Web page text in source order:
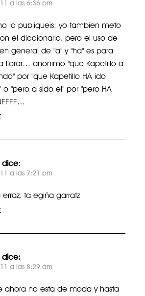
a las 6:36 pm
lo publiqueis: yo tambien meto
el diccionario, pero el uso de
general de "a" y "ha" es para
llorar… anonimo "que Kapetillo a
por "que Kapetillo HA ido
o "pero a sido el" por "pero HA
dice:
a las 7:21 pm
erraz, ta egiña garratz
dice:
a las 8:29 am
ahora no esta de moda y hasta